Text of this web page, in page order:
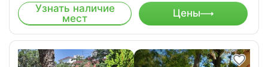
Узнать наличие
мест
Цены